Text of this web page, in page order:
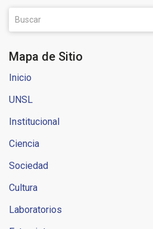
Mapa de Sitio
Inicio
UNSL
Institucional
Ciencia
Sociedad
Cultura
Laboratorios